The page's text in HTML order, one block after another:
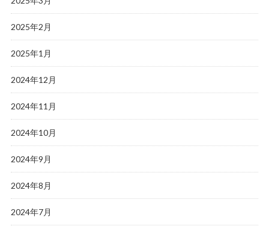
2025年2月
2025年1月
2024年12月
2024年11月
2024年10月
2024年9月
2024年8月
2024年7月